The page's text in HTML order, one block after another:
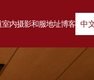
室内摄影和服地址博客 中